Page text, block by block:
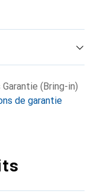
(Bring-in)
de garantie